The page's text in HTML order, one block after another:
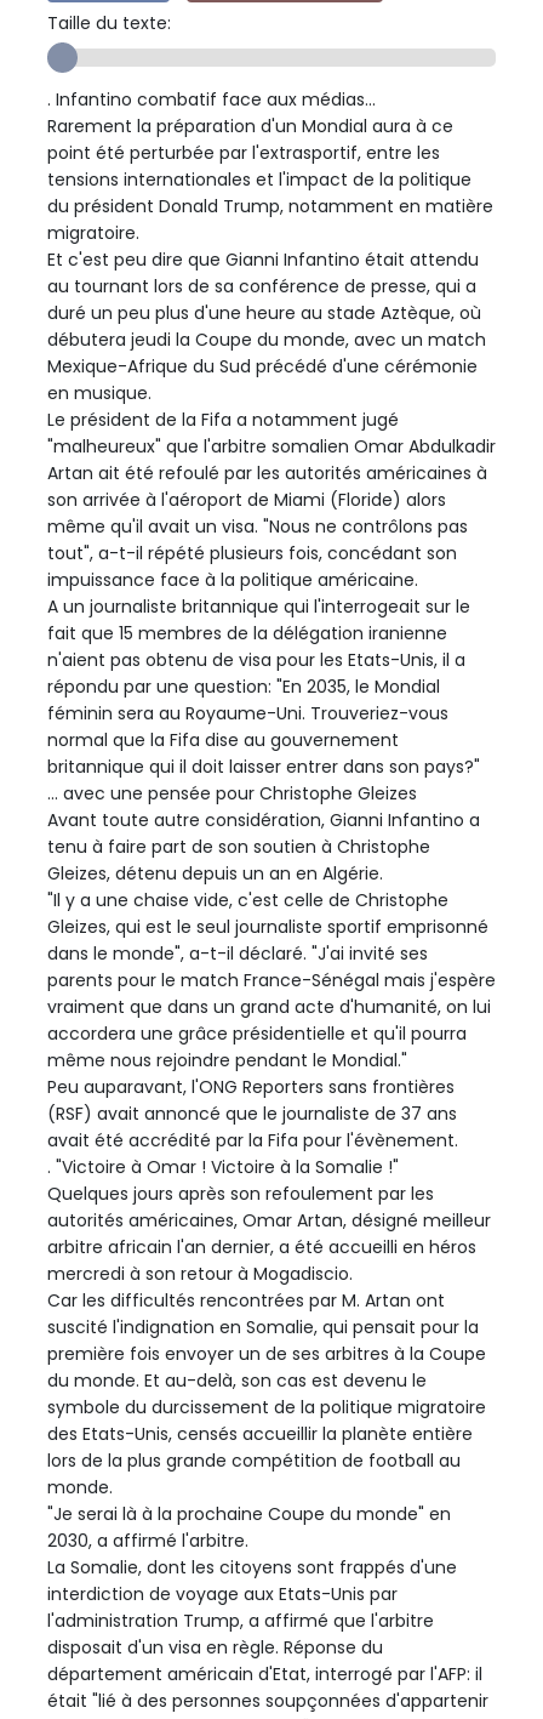
Taille du texte:
. Infantino combatif face aux médias...
Rarement la préparation d'un Mondial aura à ce
point été perturbée par l'extrasportif, entre les
tensions internationales et l'impact de la politique
du président Donald Trump, notamment en matière
migratoire.
Et c'est peu dire que Gianni Infantino était attendu
au tournant lors de sa conférence de presse, qui a
duré un peu plus d'une heure au stade Aztèque, où
débutera jeudi la Coupe du monde, avec un match
Mexique-Afrique du Sud précédé d'une cérémonie
en musique.
Le président de la Fifa a notamment jugé
"malheureux" que l'arbitre somalien Omar Abdulkadir
Artan ait été refoulé par les autorités américaines à
son arrivée à l'aéroport de Miami (Floride) alors
même qu'il avait un visa. "Nous ne contrôlons pas
tout", a-t-il répété plusieurs fois, concédant son
impuissance face à la politique américaine.
A un journaliste britannique qui l'interrogeait sur le
fait que 15 membres de la délégation iranienne
n'aient pas obtenu de visa pour les Etats-Unis, il a
répondu par une question: "En 2035, le Mondial
féminin sera au Royaume-Uni. Trouveriez-vous
normal que la Fifa dise au gouvernement
britannique qui il doit laisser entrer dans son pays?"
... avec une pensée pour Christophe Gleizes
Avant toute autre considération, Gianni Infantino a
tenu à faire part de son soutien à Christophe
Gleizes, détenu depuis un an en Algérie.
"Il y a une chaise vide, c'est celle de Christophe
Gleizes, qui est le seul journaliste sportif emprisonné
dans le monde", a-t-il déclaré. "J'ai invité ses
parents pour le match France-Sénégal mais j'espère
vraiment que dans un grand acte d'humanité, on lui
accordera une grâce présidentielle et qu'il pourra
même nous rejoindre pendant le Mondial."
Peu auparavant, l'ONG Reporters sans frontières
(RSF) avait annoncé que le journaliste de 37 ans
avait été accrédité par la Fifa pour l'évènement.
. "Victoire à Omar ! Victoire à la Somalie !"
Quelques jours après son refoulement par les
autorités américaines, Omar Artan, désigné meilleur
arbitre africain l'an dernier, a été accueilli en héros
mercredi à son retour à Mogadiscio.
Car les difficultés rencontrées par M. Artan ont
suscité l'indignation en Somalie, qui pensait pour la
première fois envoyer un de ses arbitres à la Coupe
du monde. Et au-delà, son cas est devenu le
symbole du durcissement de la politique migratoire
des Etats-Unis, censés accueillir la planète entière
lors de la plus grande compétition de football au
monde.
"Je serai là à la prochaine Coupe du monde" en
2030, a affirmé l'arbitre.
La Somalie, dont les citoyens sont frappés d'une
interdiction de voyage aux Etats-Unis par
l'administration Trump, a affirmé que l'arbitre
disposait d'un visa en règle. Réponse du
département américain d'Etat, interrogé par l'AFP: il
était "lié à des personnes soupçonnées d'appartenir